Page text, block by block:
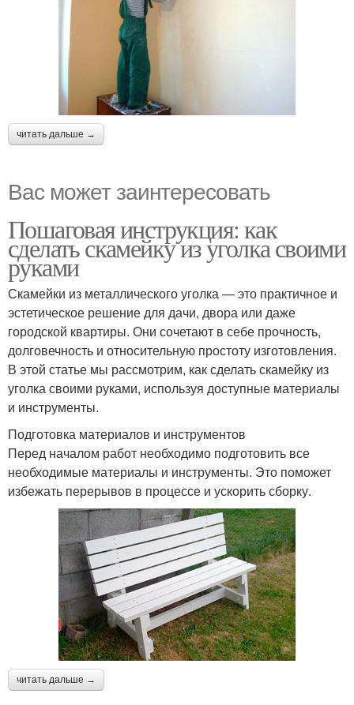
читать дальше →
Вас может заинтересовать
Пошаговая инструкция: как
сделать скамейку из уголка своими
руками
Скамейки из металлического уголка — это практичное и
эстетическое решение для дачи, двора или даже
городской квартиры. Они сочетают в себе прочность,
долговечность и относительную простоту изготовления.
В этой статье мы рассмотрим, как сделать скамейку из
уголка своими руками, используя доступные материалы
и инструменты.
Подготовка материалов и инструментов
Перед началом работ необходимо подготовить все
необходимые материалы и инструменты. Это поможет
избежать перерывов в процессе и ускорить сборку.
читать дальше →